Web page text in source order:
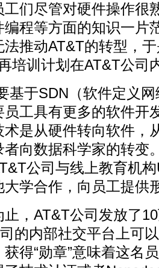
工们尽管对硬件操作很
编程等方面的知识一片
推动AT&T的转型，
培训计划在AT&T公司
于SDN（软件定义网
工具有更多的软件开
术是从硬件转向软件，
向数据科学家的转变
公司与线上教育机
大学合作，向员工提供
AT&T公司发放了10
司的内部社交平台上可
得“勋章”意味着这名